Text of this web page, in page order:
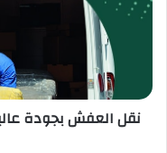
نقل العفش بجودة